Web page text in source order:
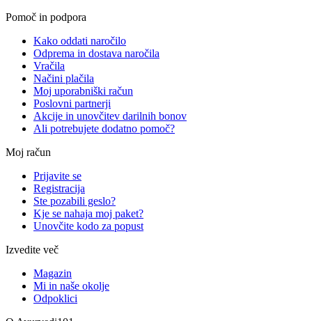
Pomoč in podpora
Kako oddati naročilo
Odprema in dostava naročila
Vračila
Načini plačila
Moj uporabniški račun
Poslovni partnerji
Akcije in unovčitev darilnih bonov
Ali potrebujete dodatno pomoč?
Moj račun
Prijavite se
Registracija
Ste pozabili geslo?
Kje se nahaja moj paket?
Unovčite kodo za popust
Izvedite več
Magazin
Mi in naše okolje
Odpoklici